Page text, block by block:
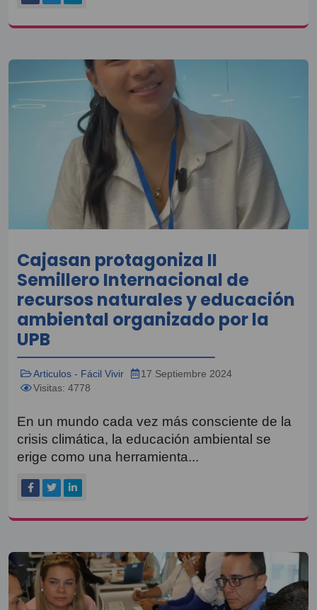
Cajasan protagoniza II
Semillero Internacional de
recursos naturales y educación
ambiental organizado por la
UPB
Articulos - Fácil Vivir
17 Septiembre 2024
Visitas: 4778
En un mundo cada vez más consciente de la
crisis climática, la educación ambiental se
erige como una herramienta...